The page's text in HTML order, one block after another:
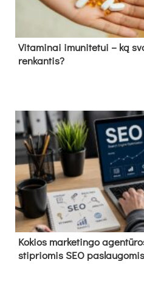
Vitaminai imunitetui – ką
renkantis?
Kokios marketingo
stipriomis SEO